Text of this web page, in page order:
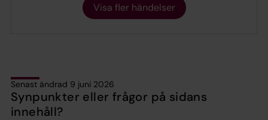
Visa fler händelser
Senast ändrad 9 juni 2026
Synpunkter eller frågor på sidans
innehåll?